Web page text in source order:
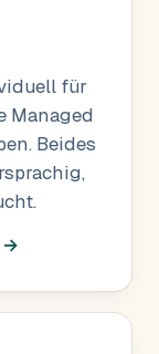
für
Managed
Beides
→